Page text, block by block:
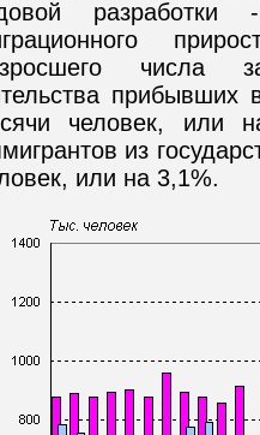
числа
прибывших
человек, или
из
или на 3,1%.